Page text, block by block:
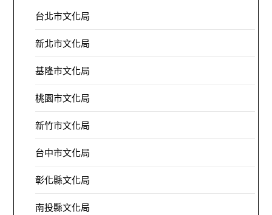
台北市文化局
新北市文化局
基隆市文化局
桃園市文化局
新竹市文化局
台中市文化局
彰化縣文化局
南投縣文化局